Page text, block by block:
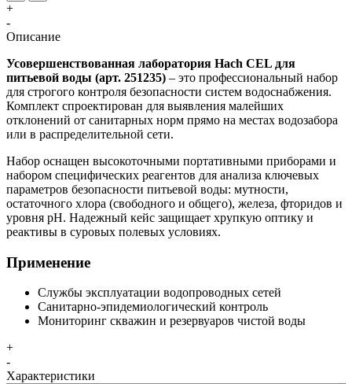
+
-
Описание
Усовершенствованная лаборатория Hach CEL для
питьевой воды (арт. 251235) – это профессиональный набор
для строгого контроля безопасности систем водоснабжения.
Комплект спроектирован для выявления малейших
отклонений от санитарных норм прямо на местах водозабора
или в распределительной сети.
Набор оснащен высокоточными портативными приборами и
набором специфических реагентов для анализа ключевых
параметров безопасности питьевой воды: мутности,
остаточного хлора (свободного и общего), железа, фторидов и
уровня pH. Надежный кейс защищает хрупкую оптику и
реактивы в суровых полевых условиях.
Применение
Службы эксплуатации водопроводных сетей
Санитарно-эпидемиологический контроль
Мониторинг скважин и резервуаров чистой воды
+
-
Характеристики